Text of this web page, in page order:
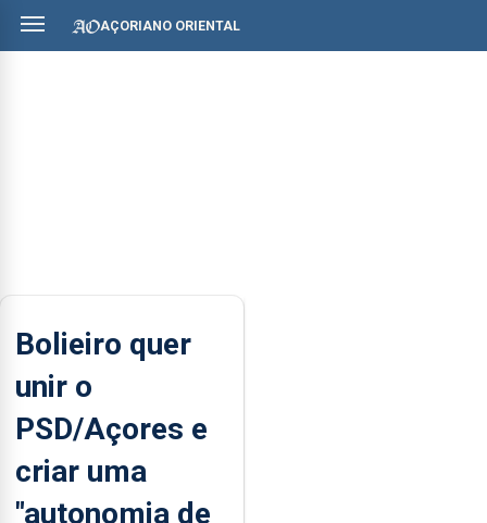
AÇORIANO ORIENTAL
Bolieiro quer
unir o
PSD/Açores e
criar uma
"autonomia de